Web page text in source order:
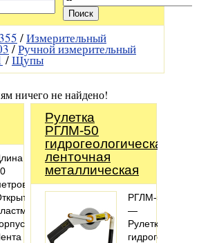
/Измерительный
/Ручной измерительный
/Щупы
ничего не найдено!
Рулетка
РГЛМ-50
гидрогеологическая
ленточная
металлическая
РГЛМ-50
—
Рулетка